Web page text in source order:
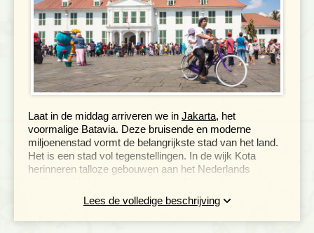
Laat in de middag arriveren we in Jakarta, het
voormalige Batavia. Deze bruisende en moderne
miljoenenstad vormt de belangrijkste stad van het land.
Het is een stad vol tegenstellingen. In de wijk Kota
herinneren talloze gebouwen aan het Nederlands
beroemde Cafe Batavia en neem in kijkje in de oude
haven. Veel gebouwen zijn of worden tegenwoordig weer
in hun oude glorie hersteld. In de haven Sunda Kelapa
Lees de volledige beschrijving